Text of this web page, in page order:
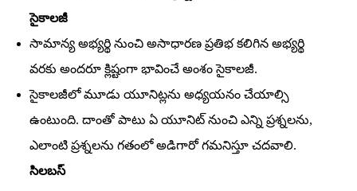
సైకాలజీ
సామాన్య అభ్యర్థి నుంచి అసాధారణ ప్రతిభ కలిగిన అభ్యర్థి
వరకు అందరూ క్లిష్టంగా భావించే అంశం సైకాలజీ.
సైకాలజీలో మూడు యూనిట్లను అధ్యయనం చేయాల్సి
ఉంటుంది. దాంతో పాటు ఏ యూనిట్‌ నుంచి ఎన్ని ప్రశ్నలను,
ఎలాంటి ప్రశ్నలను గతంలో అడిగారో గమనిస్తూ చదవాలి.
సిలబస్‌